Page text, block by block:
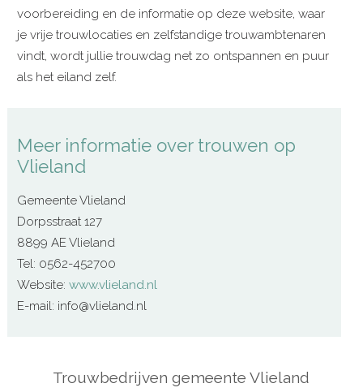
voorbereiding en de informatie op deze website, waar
je vrije trouwlocaties en zelfstandige trouwambtenaren
vindt, wordt jullie trouwdag net zo ontspannen en puur
als het eiland zelf.
Meer informatie over trouwen op
Vlieland
Gemeente Vlieland
Dorpsstraat 127
8899 AE Vlieland
Tel: 0562-452700
Website:www.vlieland.nl
E-mail: info@vlieland.nl
Trouwbedrijven gemeente Vlieland